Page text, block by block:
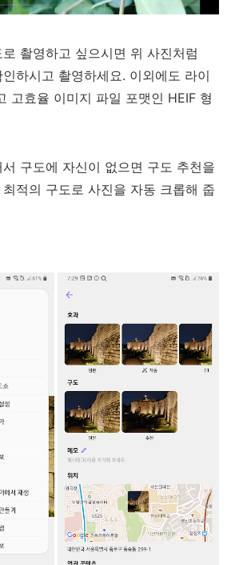
촬영하고 싶으시면 위 사진처럼
하시고 촬영하세요. 이외에도 라이
고효율 이미지 파일 포맷인 HEIF 형
구도에 자신이 없으면 구도 추천을
적의 구도로 사진을 자동 크롭해 줍